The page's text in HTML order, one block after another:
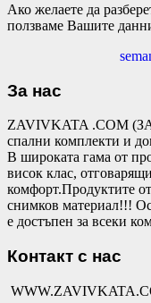
Ако желаете да
ползваме Вашите
За нас
ZAVIVKATA .COM
спални комплекти и
В широката гама от
висок клас,
комфорт.Продуктите
снимков материал!!!
е достъпен за всеки
Контакт с нас